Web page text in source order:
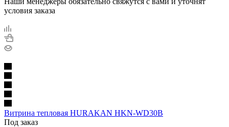
условия заказа
Витрина тепловая HURAKAN HKN-WD30B
Под заказ